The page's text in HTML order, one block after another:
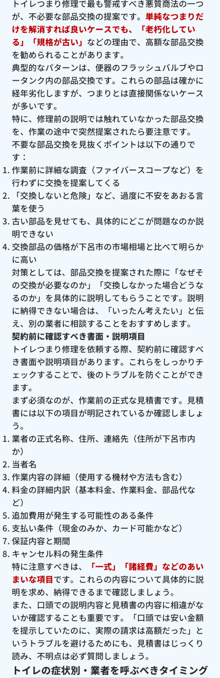
トイレつまり修理で最も警戒すべき悪質商法の一つ
が、不必要な部品交換の提案です。 単純なつまりだ
けを解消すれば良いケースでも、「老朽化してい
る」「規格が古い」 などの理由で、高額な部品交換
を勧められることがあります。
典型的なパターンは、便器のフラッシュバルブやロ
ータンク内の部品交換です。これらの部品は確かに
経年劣化しますが、つまりとは直接関係ないケース
が多いです。
特に、修理前の説明では触れていなかった部品交換
を、作業の途中で突然提案されたら要注意です。
不要な部品交換を見抜くポイントは以下の通りで
す：
作業前に詳細な調査（ファイバースコープなど）を
行わずに交換を提案してくる
「交換しないと危険」など、過度に不安をあおる言
葉を使う
古い部品を見せても、具体的にどこが問題なのか説
明できない
交換部品の価格が下呂市の市場相場と比べて明らか
に高い
対策としては、部品交換を提案された際に「なぜそ
の交換が必要なのか」「交換しなかった場合どうな
るのか」を具体的に説明してもらうことです。説明
に納得できない場合は、「いったん考えたい」と伝
え、別の業者に相談することをおすすめします。
契約前に確認すべき書面・説明項目
トイレつまり修理を依頼する際、契約前に確認すべ
き書面や説明項目があります。これらをしっかりチ
ェックすることで、後のトラブルを防ぐことができ
ます。
まず必須なのが、作業前の正式な見積書です。見積
書には以下の項目が明記されているか確認しましょ
う。
業者の正式名称、住所、連絡先（住所が下呂市内
か）
当者名
作業内容の詳細（使用する機材や方法も含む）
料金の詳細内訳（基本料金、作業料金、部品代な
ど）
追加費用が発生する可能性のある条件
支払い条件（現金のみか、カード可能かなど）
保証内容と期間
キャンセル料の発生条件
特に注意すべきは、
「一式」「諸経費」などのあい
まいな項目です。これらの内容について具体的に説
明を求め、納得できるまで確認しましょう。
また、口頭での説明内容と見積書の内容に相違がな
いか確認することも重要です。「口頭では安い金額
を提示していたのに、実際の請求は高額だった」と
いうトラブルを避けるためにも、見積書はじっくり
読み、不明点は必ず質問しましょう。
トイレの症状別・業者を呼ぶべきタイミング